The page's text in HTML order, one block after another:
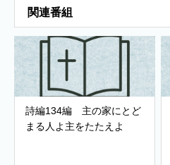
関連番組
詩編134編 主の家にとど
まる人よ主をたたえよ